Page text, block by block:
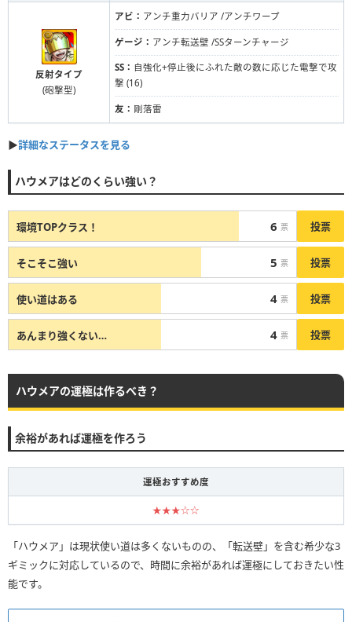
反射タイプ
(砲撃型)
アビ： アンチ重力バリア /アンチワープ
ゲージ： アンチ転送壁 /SSターンチャージ
SS： 自強化+停止後にふれた敵の数に応じた電撃で攻
撃 (16)
友： 剛落雷
▶︎詳細なステータスを見る
ハウメアはどのくらい強い？
環境TOPクラス！ 6 票 投票
そこそこ強い 5 票 投票
使い道はある 4 票 投票
あんまり強くない… 4 票 投票
ハウメアの運極は作るべき？
余裕があれば運極を作ろう
運極おすすめ度
★★★☆☆
「ハウメア」は現状使い道は多くないものの、「転送壁」を含む希少な3
ギミックに対応しているので、時間に余裕があれば運極にしておきたい性
能です。